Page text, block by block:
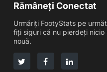
Rămâneți Conectat
Urmăriți FootyStats pe
fiți siguri că nu pierdeți
nouă.